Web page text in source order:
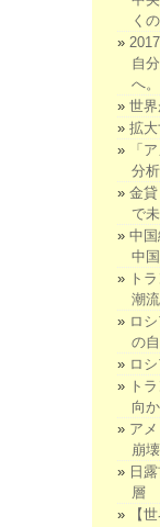
く
自
へ。
世
拡
「
分
金
で
中
中
ト
潮
ロ
の
ロ
ト
向
ア
崩
日
層
【